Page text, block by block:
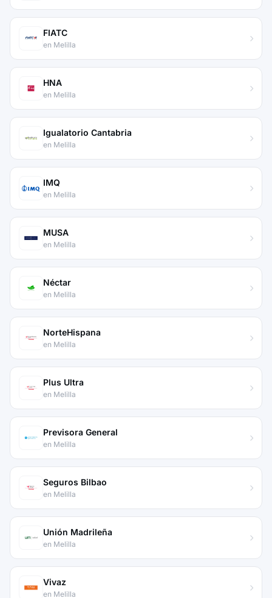
FIATC
en Melilla
HNA
en Melilla
Igualatorio Cantabria
en Melilla
IMQ
en Melilla
MUSA
en Melilla
Néctar
en Melilla
NorteHispana
en Melilla
Plus Ultra
en Melilla
Previsora General
en Melilla
Seguros Bilbao
en Melilla
Unión Madrileña
en Melilla
Vivaz
en Melilla